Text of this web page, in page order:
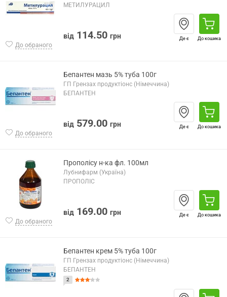
До обраного
МЕТИЛУРАЦИЛ
від 114.50 грн Де є До кошика
До обраного
Бепантен мазь 5% туба 100г
ГП Грензах продуктіонс (Німеччина)
БЕПАНТЕН
від 579.00 грн Де є До кошика
До обраного
Прополісу н-ка фл. 100мл
Лубнифарм (Україна)
ПРОПОЛІС
від 169.00 грн Де є До кошика
Бепантен крем 5% туба 100г
ГП Грензах продуктіонс (Німеччина)
БЕПАНТЕН
2